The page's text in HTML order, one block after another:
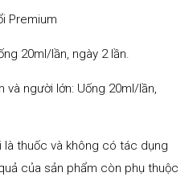
Premium
20ml/lần, ngày 2 lần.
và người lớn: Uống 20ml/lần,
là thuốc và không có tác dụng
của sản phẩm còn phụ thuộc